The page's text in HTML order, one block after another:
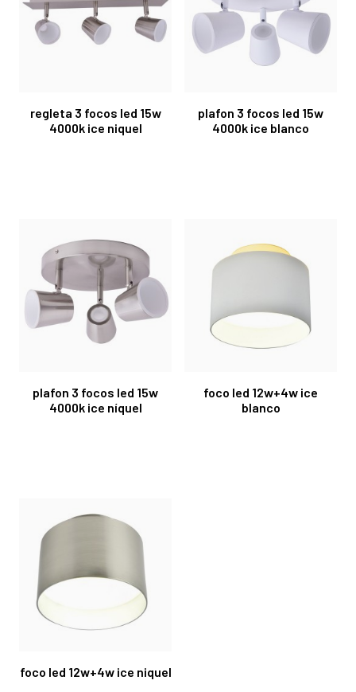
regleta 3 focos led 15w
4000k ice niquel
plafon 3 focos led 15w
4000k ice blanco
plafon 3 focos led 15w
4000k ice níquel
foco led 12w+4w ice
blanco
foco led 12w+4w ice niquel